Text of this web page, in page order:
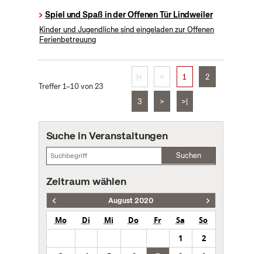
Spiel und Spaß in der Offenen Tür Lindweiler
Kinder und Jugendliche sind eingeladen zur Offenen
Ferienbetreuung
Treffer 1–10 von 23
|< < 1 2
3 > >|
Suche in Veranstaltungen
Suchen
Zeitraum wählen
August 2020
Mo Di Mi Do Fr Sa
So
1
2